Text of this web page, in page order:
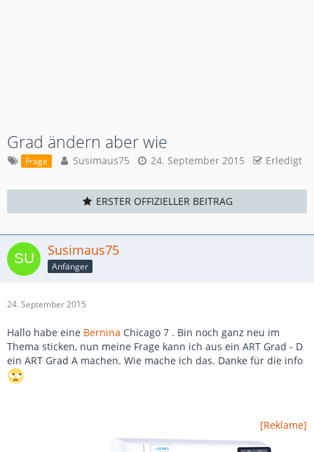
Grad ändern aber wie
Frage Susimaus75 24. September 2015 Erledigt
ERSTER OFFIZIELLER BEITRAG
Susimaus75
Anfänger
24. September 2015
Hallo habe eine Bernina Chicago 7 . Bin noch ganz neu im
Thema sticken, nun meine Frage kann ich aus ein ART Grad - D
ein ART Grad A machen. Wie mache ich das. Danke für die info
[Reklame]